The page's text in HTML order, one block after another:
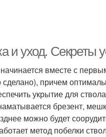
и уход. Секреты
вместе с
причем
укрытие для
брезент,
можно будет
метод побелки